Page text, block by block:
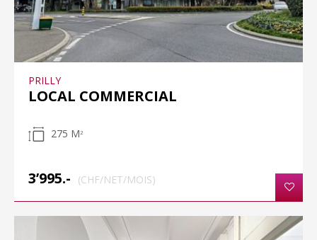
PRILLY
LOCAL COMMERCIAL
275 M 2
3’995.- (CHF/NET/MOIS)